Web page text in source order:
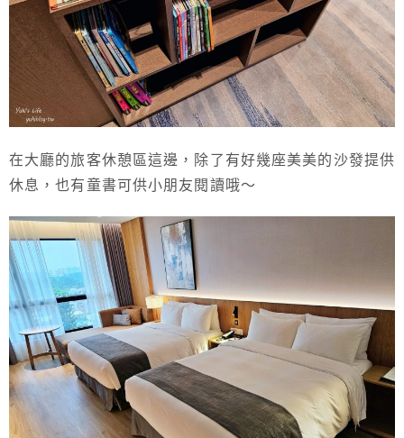
在大廳的旅客休憩區這邊，除了有好幾座美美的沙發提供
休息，也有童書可供小朋友閱讀哦～